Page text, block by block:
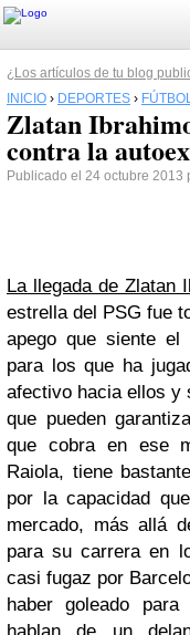
¿Los artículos de tu blog
INICIO › DEPORTES ›
Zlatan
contra la
Publicado el 24 octubre 2013
La llegada de Zlatan
estrella del PSG fue
apego que siente el
para los que ha
afectivo hacia ellos y
que pueden
que cobra en ese
Raiola, tiene
por la capacidad
mercado, más allá
para su carrera en
casi fugaz por
haber goleado